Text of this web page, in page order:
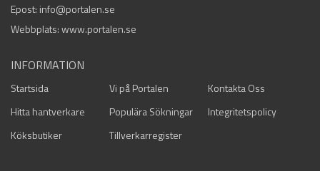
Epost: info@portalen.se
Webbplats: www.portalen.se
INFORMATION
Startsida Vi på Portalen
Kontakta Oss
Hitta hantverkare
Populära Sökningar
Integritetspolicy
Köksbutiker
Tillverkarregister